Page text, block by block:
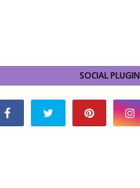
SOCIAL PLUGIN